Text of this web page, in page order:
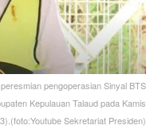
pengoperasian Sinyal BTS
Kepulauan Talaud pada Kamis
Sekretariat Presiden)